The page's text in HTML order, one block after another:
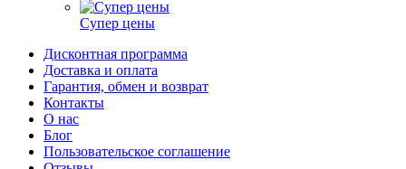
Супер цены
Дисконтная программа
Доставка и оплата
Гарантия, обмен и возврат
Контакты
О нас
Блог
Пользовательское соглашение